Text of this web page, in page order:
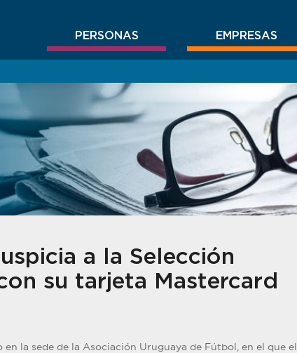
PERSONAS EMPRESAS
a la Selección
su tarjeta Mastercard
la sede de la Asociación Uruguaya de Fútbol, en el que el